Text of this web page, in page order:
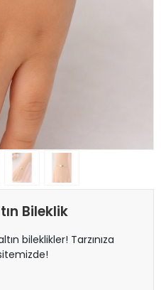
Bileklik
bileklikler! Tarzınıza